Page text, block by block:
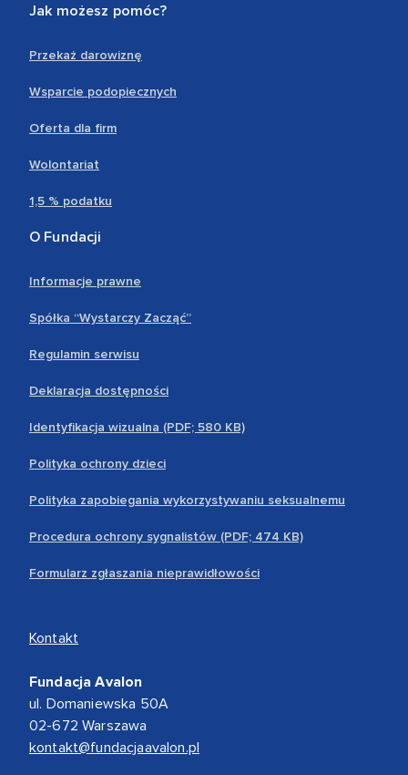
Jak możesz pomóc?
Przekaż darowiznę
Wsparcie podopiecznych
Oferta dla firm
Wolontariat
1,5 % podatku
O Fundacji
Informacje prawne
Spółka “Wystarczy Zacząć”
Regulamin serwisu
Deklaracja dostępności
Identyfikacja wizualna (PDF; 580 KB)
Polityka ochrony dzieci
Polityka zapobiegania wykorzystywaniu seksualnemu
Procedura ochrony sygnalistów (PDF; 474 KB)
Formularz zgłaszania nieprawidłowości
Kontakt
Fundacja Avalon
ul. Domaniewska 50A
02-672 Warszawa
kontakt@fundacjaavalon.pl